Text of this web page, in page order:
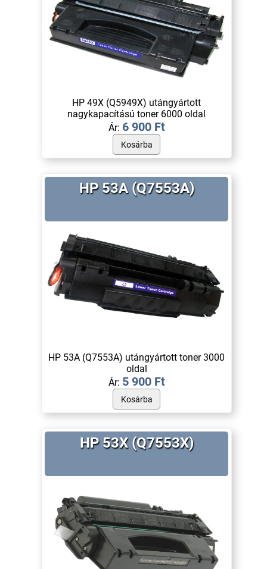
HP 49X (Q5949X) utángyártott
nagykapacítású toner 6000 oldal
Ár: 6 900 Ft
HP 53A (Q7553A)
HP 53A (Q7553A) utángyártott toner 3000
oldal
Ár: 5 900 Ft
HP 53X (Q7553X)